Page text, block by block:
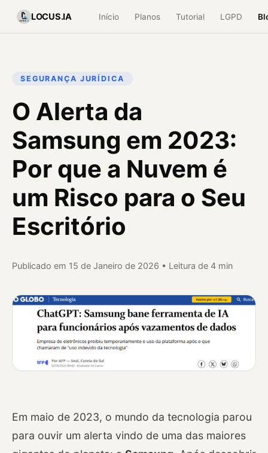
LOCUS.IA Início Planos Tutorial LGPD
SEGURANÇA JURÍDICA
O Alerta da
Samsung em 2023:
Por que a Nuvem é
um Risco para o Seu
Escritório
Publicado em 15 de Janeiro de 2026 • Leitura de 4 min
Em maio de 2023, o mundo da tecnologia parou
para ouvir um alerta vindo de uma das maiores